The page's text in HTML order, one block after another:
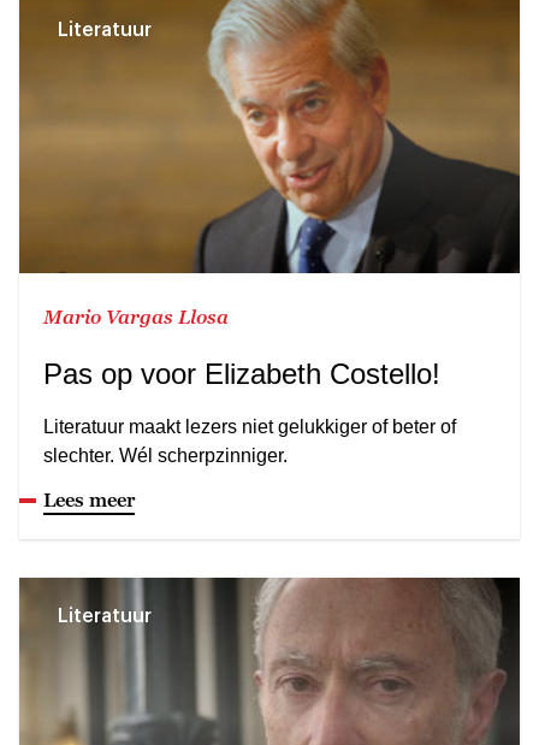
Literatuur
Mario Vargas Llosa
Pas op voor Elizabeth Costello!
Literatuur maakt lezers niet gelukkiger of beter of
slechter. Wél scherpzinniger.
Lees meer
Literatuur